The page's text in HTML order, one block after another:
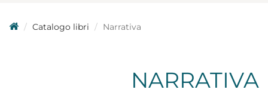
Catalogo libri Narrativa
NARRATIVA